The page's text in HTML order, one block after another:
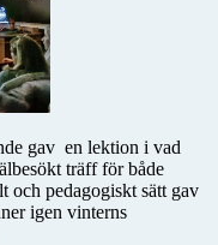
gav en lektion i vad
träff för både
och pedagogiskt sätt gav
igen vinterns